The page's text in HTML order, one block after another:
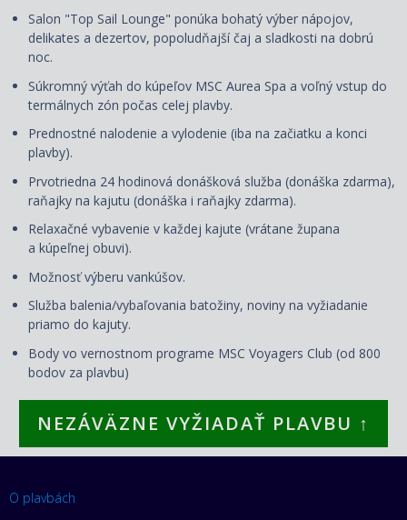
Salon "Top Sail Lounge" ponúka bohatý výber nápojov,
delikates a dezertov, popoludňajší čaj a sladkosti na dobrú
noc.
Súkromný výťah do kúpeľov MSC Aurea Spa a voľný vstup do
termálnych zón počas celej plavby.
Prednostné nalodenie a vylodenie (iba na začiatku a konci
plavby).
Prvotriedna 24 hodinová donášková služba (donáška zdarma),
raňajky na kajutu (donáška i raňajky zdarma).
Relaxačné vybavenie v každej kajute (vrátane župana
a kúpeľnej obuvi).
Možnosť výberu vankúšov.
Služba balenia/vybaľovania batožiny, noviny na vyžiadanie
priamo do kajuty.
Body vo vernostnom programe MSC Voyagers Club (od 800
bodov za plavbu)
NEZÁVÄZNE VYŽIADAŤ PLAVBU ↑
O plavbách